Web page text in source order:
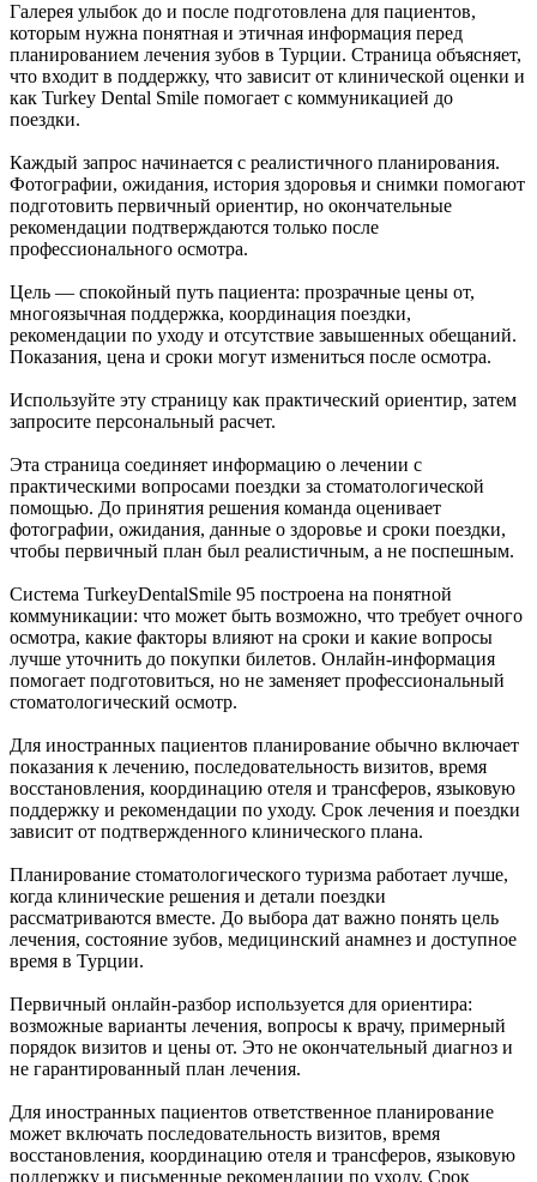
Галерея улыбок до и после подготовлена для пациентов,
которым нужна понятная и этичная информация перед
планированием лечения зубов в Турции. Страница объясняет,
что входит в поддержку, что зависит от клинической оценки и
как Turkey Dental Smile помогает с коммуникацией до
поездки.
Каждый запрос начинается с реалистичного планирования.
Фотографии, ожидания, история здоровья и снимки помогают
подготовить первичный ориентир, но окончательные
рекомендации подтверждаются только после
профессионального осмотра.
Цель — спокойный путь пациента: прозрачные цены от,
многоязычная поддержка, координация поездки,
рекомендации по уходу и отсутствие завышенных обещаний.
Показания, цена и сроки могут измениться после осмотра.
Используйте эту страницу как практический ориентир, затем
запросите персональный расчет.
Эта страница соединяет информацию о лечении с
практическими вопросами поездки за стоматологической
помощью. До принятия решения команда оценивает
фотографии, ожидания, данные о здоровье и сроки поездки,
чтобы первичный план был реалистичным, а не поспешным.
Система TurkeyDentalSmile 95 построена на понятной
коммуникации: что может быть возможно, что требует очного
осмотра, какие факторы влияют на сроки и какие вопросы
лучше уточнить до покупки билетов. Онлайн-информация
помогает подготовиться, но не заменяет профессиональный
стоматологический осмотр.
Для иностранных пациентов планирование обычно включает
показания к лечению, последовательность визитов, время
восстановления, координацию отеля и трансферов, языковую
поддержку и рекомендации по уходу. Срок лечения и поездки
зависит от подтвержденного клинического плана.
Планирование стоматологического туризма работает лучше,
когда клинические решения и детали поездки
рассматриваются вместе. До выбора дат важно понять цель
лечения, состояние зубов, медицинский анамнез и доступное
время в Турции.
Первичный онлайн-разбор используется для ориентира:
возможные варианты лечения, вопросы к врачу, примерный
порядок визитов и цены от. Это не окончательный диагноз и
не гарантированный план лечения.
Для иностранных пациентов ответственное планирование
может включать последовательность визитов, время
восстановления, координацию отеля и трансферов, языковую
поддержку и письменные рекомендации по уходу. Срок